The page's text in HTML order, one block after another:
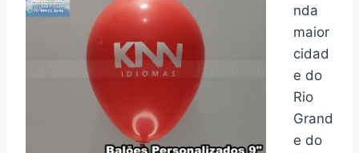
nda
maior
cidad
e do
Rio
Grand
e do